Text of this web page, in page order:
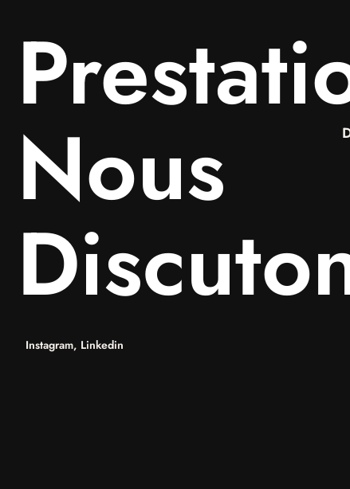
Nous
Instagram, Linkedin